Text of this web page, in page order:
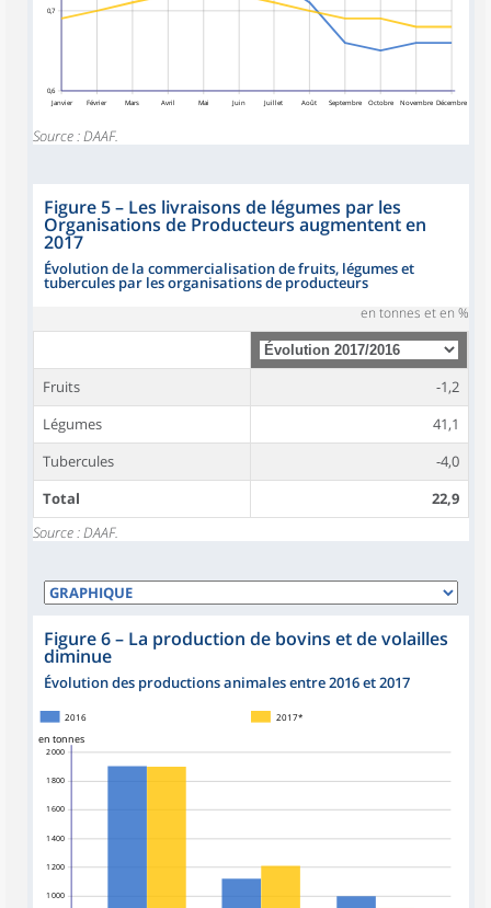
0,6
0,7
Janvier Février Mars Avril Mai Juin Juillet Août Septembre Octobre Novembre Décembre
Source : DAAF.
Figure 5– Les livraisons de légumes par les
Organisations de Producteurs augmentent en
2017
Évolution de la commercialisation de fruits, légumes et
tubercules par les organisations de producteurs
en tonnes et en %
Fruits
-1,2
Légumes
41,1
Tubercules
-4,0
Total
22,9
Source : DAAF.
Figure 6– La production de bovins et de volailles
diminue
Évolution des productions animales entre 2016 et 2017
1 000
1 200
1 400
1 600
1 800
2 000
en tonnes
2016 2017*